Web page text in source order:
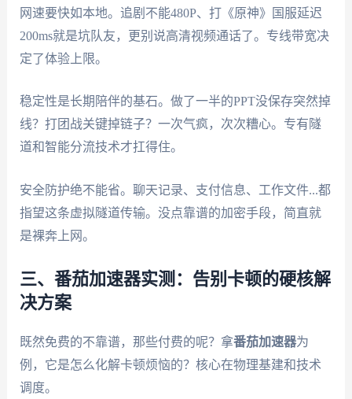
网速要快如本地。追剧不能480P、打《原神》国服延迟
200ms就是坑队友，更别说高清视频通话了。专线带宽决
定了体验上限。
稳定性是长期陪伴的基石。做了一半的PPT没保存突然掉
线？打团战关键掉链子？一次气疯，次次糟心。专有隧
道和智能分流技术才扛得住。
安全防护绝不能省。聊天记录、支付信息、工作文件...都
指望这条虚拟隧道传输。没点靠谱的加密手段，简直就
是裸奔上网。
三、番茄加速器实测：告别卡顿的硬核解
决方案
既然免费的不靠谱，那些付费的呢？拿番茄加速器为
例，它是怎么化解卡顿烦恼的？核心在物理基建和技术
调度。